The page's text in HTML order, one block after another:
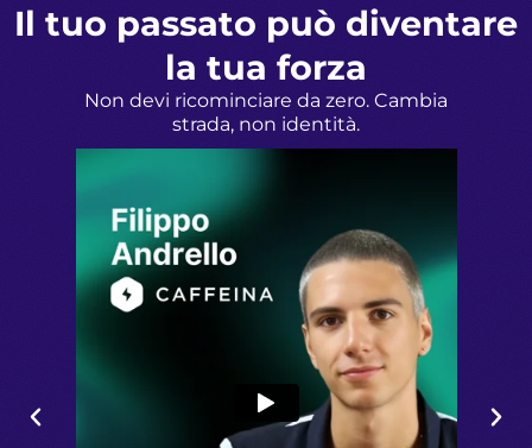
Il tuo passato può diventare
la tua forza
Non devi ricominciare da zero. Cambia
strada, non identità.